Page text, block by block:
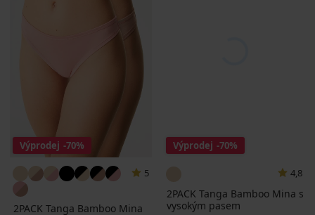
Výprodej -70%
5
2PACK Tanga Bamboo Mina
Výprodej -70%
4,8
2PACK Tanga Bamboo Mina s
vysokým pasem